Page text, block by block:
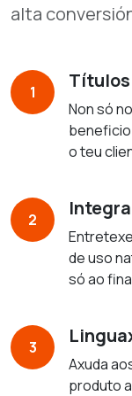
alta
1 Títulos
Non só
o teu
2
de uso
só ao
3
Axuda
produto